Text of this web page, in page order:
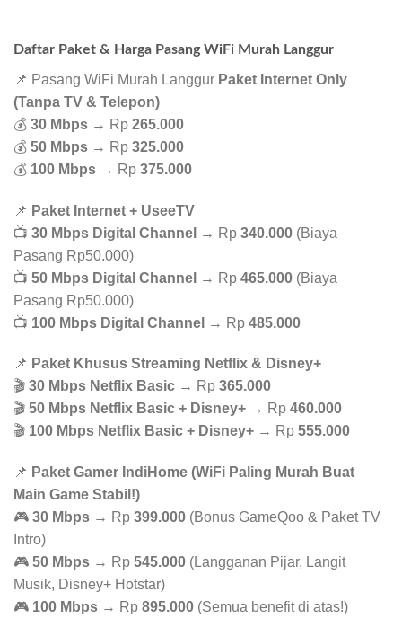
Daftar Paket & Harga Pasang WiFi Murah Langgur
📌 Pasang WiFi Murah Langgur Paket Internet Only
(Tanpa TV & Telepon)
💰 30 Mbps → Rp 265.000
💰 50 Mbps → Rp 325.000
💰 100 Mbps → Rp 375.000
📌 Paket Internet + UseeTV
📺 30 Mbps Digital Channel → Rp 340.000 (Biaya
Pasang Rp50.000)
📺 50 Mbps Digital Channel → Rp 465.000 (Biaya
Pasang Rp50.000)
📺 100 Mbps Digital Channel → Rp 485.000
📌 Paket Khusus Streaming Netflix & Disney+
🎬 30 Mbps Netflix Basic → Rp 365.000
🎬 50 Mbps Netflix Basic + Disney+ → Rp 460.000
🎬 100 Mbps Netflix Basic + Disney+ → Rp 555.000
📌 Paket Gamer IndiHome (WiFi Paling Murah Buat
Main Game Stabil!)
🎮 30 Mbps → Rp 399.000 (Bonus GameQoo & Paket TV
Intro)
🎮 50 Mbps → Rp 545.000 (Langganan Pijar, Langit
Musik, Disney+ Hotstar)
🎮 100 Mbps → Rp 895.000 (Semua benefit di atas!)